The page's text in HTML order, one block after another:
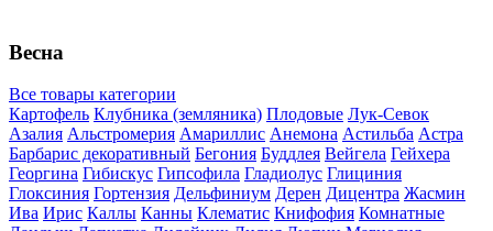
Весна
Все товары категории
Картофель Клубника (земляника) Плодовые Лук-Севок
Азалия Альстромерия Амариллис Анемона Астильба Астра
Барбарис декоративный Бегония Буддлея Вейгела Гейхера
Георгина Гибискус Гипсофила Гладиолус Глициния
Глоксиния Гортензия Дельфиниум Дерен Дицентра Жасмин
Ива Ирис Каллы Канны Клематис Книфофия Комнатные